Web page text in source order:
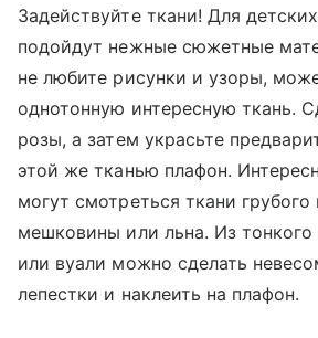
Задействуйте ткани! Для
подойдут нежные сюжетные
не любите рисунки и узоры,
однотонную интересную ткань.
розы, а затем украсьте
этой же тканью плафон.
могут смотреться ткани грубого
мешковины или льна. Из тонкого
или вуали можно сделать
лепестки и наклеить на плафон.